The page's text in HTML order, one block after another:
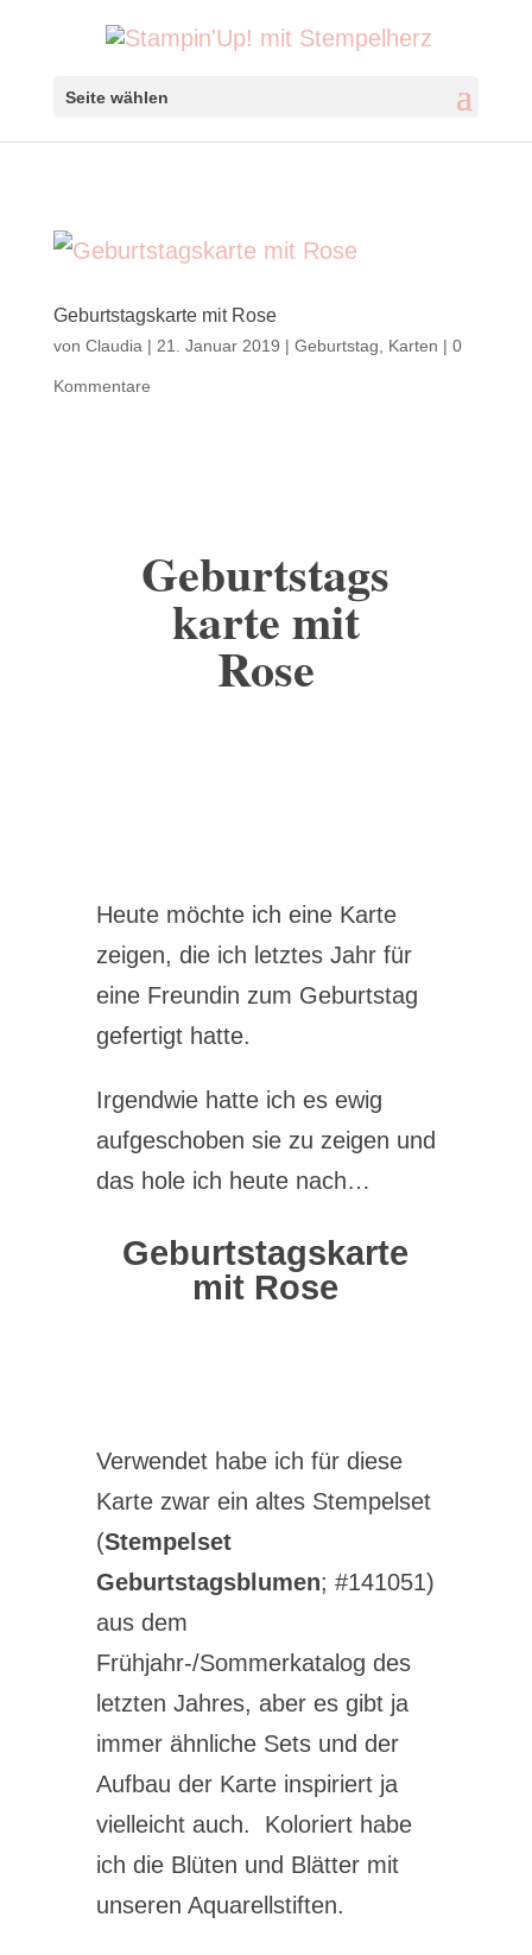
Seite wählen
Geburtstagskarte mit Rose
von Claudia | 21. Januar 2019 | Geburtstag Karten | 0
Kommentare
Geburtstags
karte mit
Rose
Heute möchte ich eine Karte
zeigen, die ich letztes Jahr für
eine Freundin zum Geburtstag
gefertigt hatte.
Irgendwie hatte ich es ewig
aufgeschoben sie zu zeigen und
das hole ich heute nach…
Geburtstagskarte
mit Rose
Verwendet habe ich für diese
Karte zwar ein altes Stempelset
(Stempelset
Geburtstagsblumen; #141051)
aus dem
Frühjahr-/Sommerkatalog des
letzten Jahres, aber es gibt ja
immer ähnliche Sets und der
Aufbau der Karte inspiriert ja
vielleicht auch. Koloriert habe
ich die Blüten und Blätter mit
unseren Aquarellstiften.